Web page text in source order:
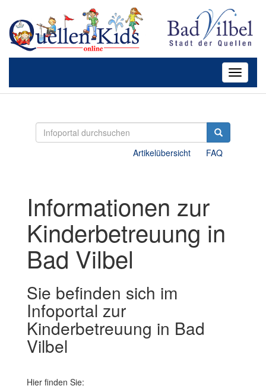
Toggle
FAQ
Artikelübersicht
Informationen zur
Kinderbetreuung in
Bad Vilbel
Sie befinden sich im
Infoportal zur
Kinderbetreuung in Bad
Vilbel
Hier finden Sie: